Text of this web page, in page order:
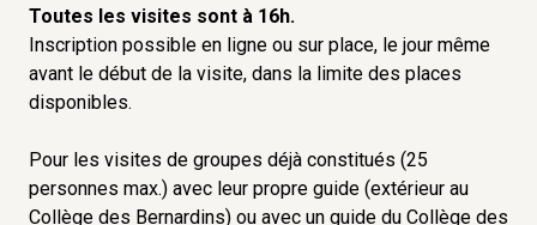
Toutes les visites sont à 16h.
Inscription possible en ligne ou sur place, le jour même
avant le début de la visite, dans la limite des places
disponibles.
Pour les visites de groupes déjà constitués (25
personnes max.) avec leur propre guide (extérieur au
Collège des Bernardins) ou avec un guide du Collège des